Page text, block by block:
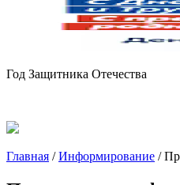
Год Защитника Отечества
Главная /Информирование /